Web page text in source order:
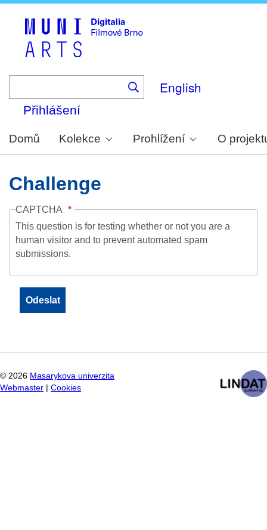
English
Přihlášení
Domů Kolekce Prohlížení O
Challenge
CAPTCHA
This question is for testing whether or not you are a
human visitor and to prevent automated spam
submissions.
© 2026 Masarykova univerzita
Webmaster
Cookies